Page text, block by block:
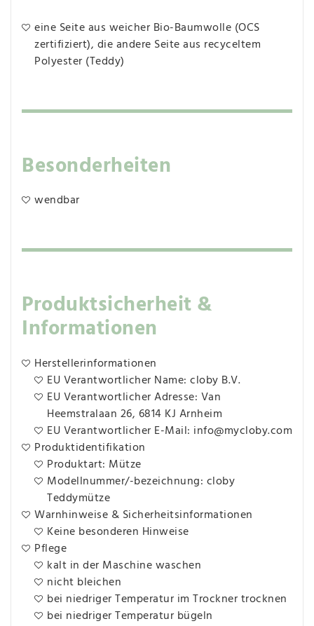
eine Seite aus weicher Bio-Baumwolle (OCS
zertifiziert), die andere Seite aus recyceltem
Polyester (Teddy)
Besonderheiten
wendbar
Produktsicherheit &
Informationen
Herstellerinformationen
EU Verantwortlicher Name: cloby B.V.
EU Verantwortlicher Adresse: Van
Heemstralaan 26, 6814 KJ Arnheim
EU Verantwortlicher E-Mail: info@mycloby.com
Produktidentifikation
Produktart: Mütze
Modellnummer/-bezeichnung: cloby
Teddymütze
Warnhinweise & Sicherheitsinformationen
Keine besonderen Hinweise
Pflege
kalt in der Maschine waschen
nicht bleichen
bei niedriger Temperatur im Trockner trocknen
bei niedriger Temperatur bügeln